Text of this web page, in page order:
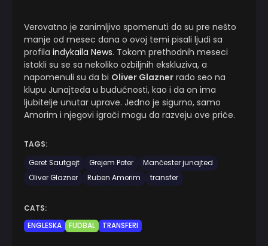
Verovatno je zanimljivo spomenuti da su pre nešto
manje od mesec dana o ovoj temi pisali ljudi sa
profila indykaila News. Tokom prethodnih meseci
istakli su se sa nekoliko ozbiljnih ekskluziva, a
napomenuli su da bi Oliver Glazner rado seo na
klupu Junajteda u budućnosti, kao i da on ima
ljubitelje unutar uprave. Jedno je sigurno, samo
Amorim i njegovi igrači mogu da razveju ove priče.
TAGS:
Geret Sautgejt
Grejem Poter
Mančester junajted
Oliver Glazner
Ruben Amorim transfer
CATS:
ENGLESKA
FUDBAL TRANSFERI